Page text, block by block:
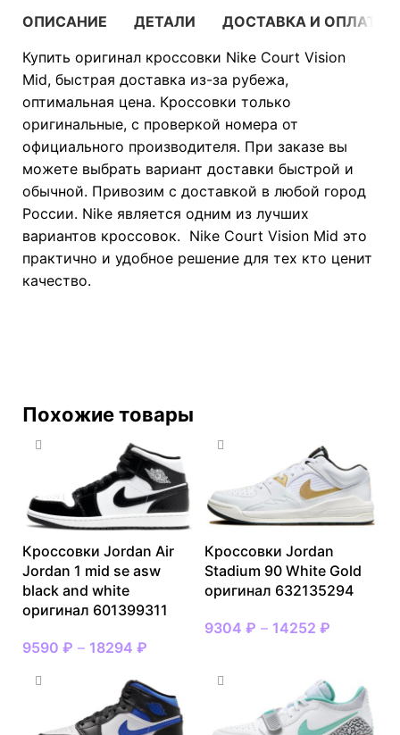
ОПИСАНИЕ ДЕТАЛИ
ДОСТАВКА И ОПЛАТА
Купить оригинал кроссовки Nike Court Vision
Mid, быстрая доставка из-за рубежа,
оптимальная цена. Кроссовки только
оригинальные, с проверкой номера от
официального производителя. При заказе вы
можете выбрать вариант доставки быстрой и
обычной. Привозим с доставкой в любой город
России. Nike является одним из лучших
вариантов кроссовок. Nike Court Vision Mid это
практично и удобное решение для тех кто ценит
качество.
Похожие товары
Кроссовки Jordan Air
Jordan 1 mid se asw
black and white
оригинал 601399311
9590 ₽ – 18294 ₽
Кроссовки Jordan
Stadium 90 White Gold
оригинал 632135294
9304 ₽ – 14252 ₽